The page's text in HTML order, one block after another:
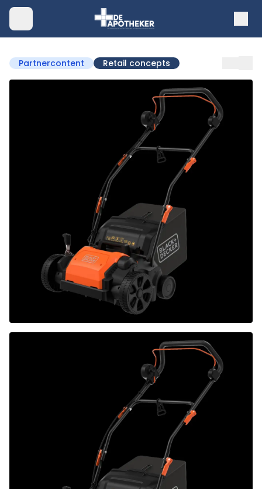
Partnercontent Retail concepts